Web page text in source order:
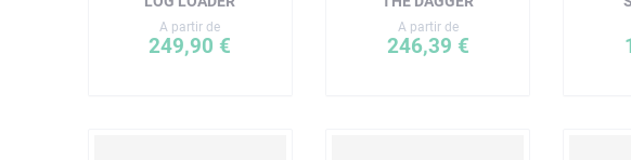
A partir de
249,90 €
A partir de
246,39 €